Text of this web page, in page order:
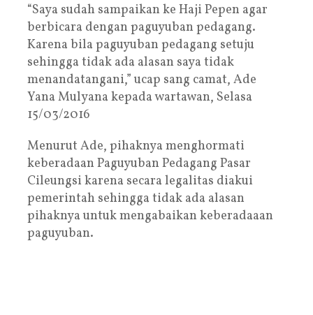
“Saya sudah sampaikan ke Haji Pepen agar
berbicara dengan paguyuban pedagang.
Karena bila paguyuban pedagang setuju
sehingga tidak ada alasan saya tidak
menandatangani,” ucap sang camat, Ade
Yana Mulyana kepada wartawan, Selasa
15/03/2016
Menurut Ade, pihaknya menghormati
keberadaan Paguyuban Pedagang Pasar
Cileungsi karena secara legalitas diakui
pemerintah sehingga tidak ada alasan
pihaknya untuk mengabaikan keberadaaan
paguyuban.